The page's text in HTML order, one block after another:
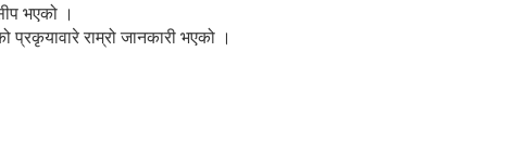
भएको ।
राम्रो जानकारी भएको ।